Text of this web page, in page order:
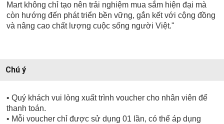
Mart không chỉ tạo nên trải nghiệm mua sắm hiện đại mà
còn hướng đến phát triển bền vững, gắn kết với cộng đồng
và nâng cao chất lượng cuộc sống người Việt."
Chú ý
• Quý khách vui lòng xuất trình voucher cho nhân viên để
thanh toán.
• Mỗi voucher chỉ được sử dụng 01 lần, có thể áp dụng